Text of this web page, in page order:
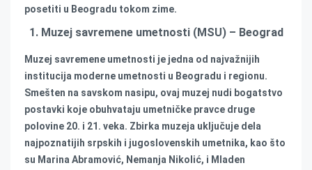
posetiti u Beogradu tokom zime.
1. Muzej savremene umetnosti (MSU) – Beograd
Muzej savremene umetnosti je jedna od najvažnijih
institucija moderne umetnosti u Beogradu i regionu.
Smešten na savskom nasipu, ovaj muzej nudi bogatstvo
postavki koje obuhvataju umetničke pravce druge
polovine 20. i 21. veka. Zbirka muzeja uključuje dela
najpoznatijih srpskih i jugoslovenskih umetnika, kao što
su Marina Abramović, Nemanja Nikolić, i Mladen